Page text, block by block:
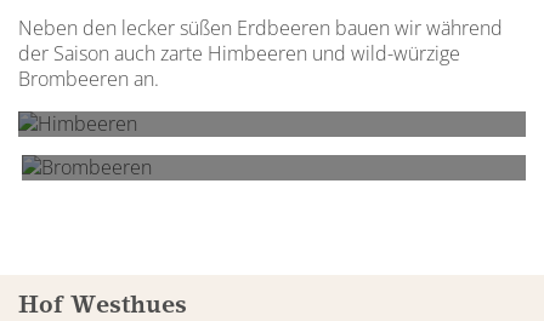
Neben den lecker süßen Erdbeeren bauen wir während
der Saison auch zarte Himbeeren und wild-würzige
Brombeeren an.
Himbeeren
Brombeeren
Hof Westhues